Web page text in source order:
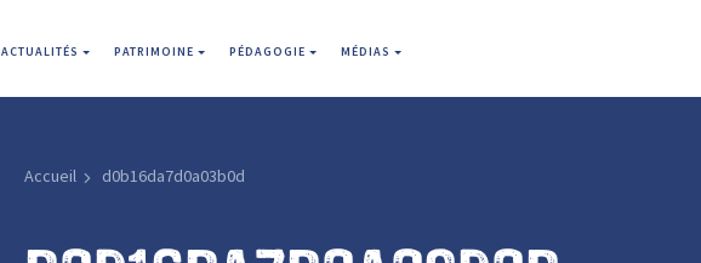
ACTUALITÉS PATRIMOINE PÉDAGOGIE MÉDIAS
Accueil d0b16da7d0a03b0d